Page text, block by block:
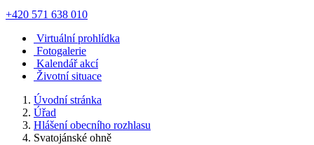
+420 571 638 010
Virtuální prohlídka
Fotogalerie
Kalendář akcí
Životní situace
Úvodní stránka
Úřad
Hlášení obecního rozhlasu
Svatojánské ohně